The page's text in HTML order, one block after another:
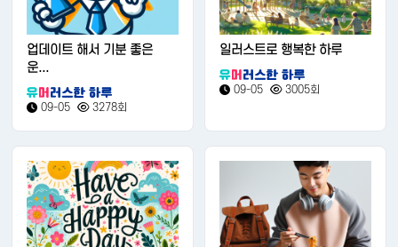
업데이트 해서 기분 좋은
운...
09-05 3278회
일러스트로 행복한 하루
09-05 3005회